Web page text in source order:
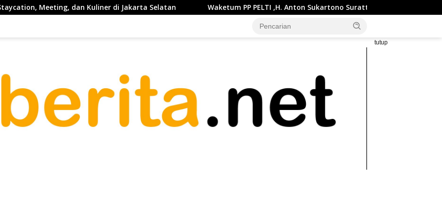
Kuliner di Jakarta Selatan Waketum PP PELTI ,H. Anton Sukartono Suratto, M.Si. Buka Liga Tenis Indonesia 2026
tutup